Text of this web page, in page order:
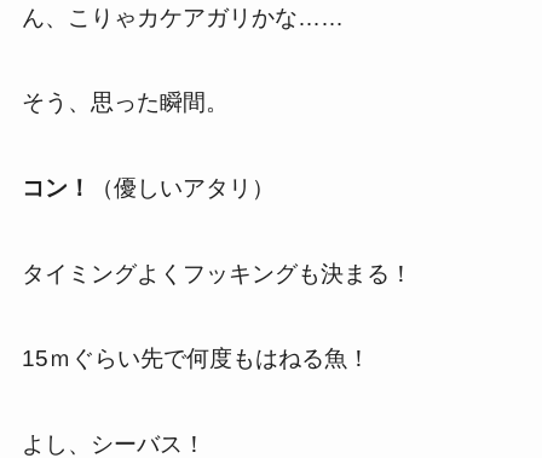
ん、こりゃカケアガリかな……
そう、思った瞬間。
コン！ （優しいアタリ）
タイミングよくフッキングも決まる！
15ｍぐらい先で何度もはねる魚！
よし、シーバス！